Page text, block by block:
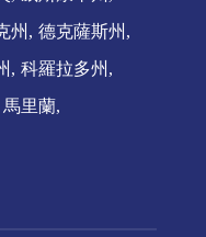
州
德克薩斯州
科羅拉多州
馬里蘭